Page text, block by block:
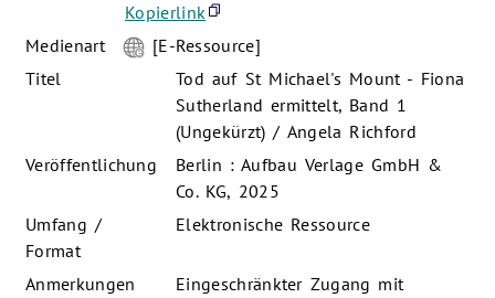
Kopierlink
Medienart
[E-Ressource]
Titel
Tod auf St Michael's Mount - Fiona
Sutherland ermittelt, Band 1
(Ungekürzt) / Angela Richford
Veröffentlichung
Berlin : Aufbau Verlage GmbH &
Co. KG, 2025
Umfang /
Format
Elektronische Ressource
Anmerkungen
Eingeschränkter Zugang mit